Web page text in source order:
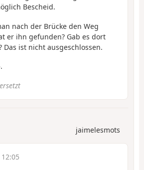
Bescheid.
nach der Brücke den Weg
er ihn gefunden? Gab es dort
Das ist nicht ausgeschlossen.
jaimelesmots